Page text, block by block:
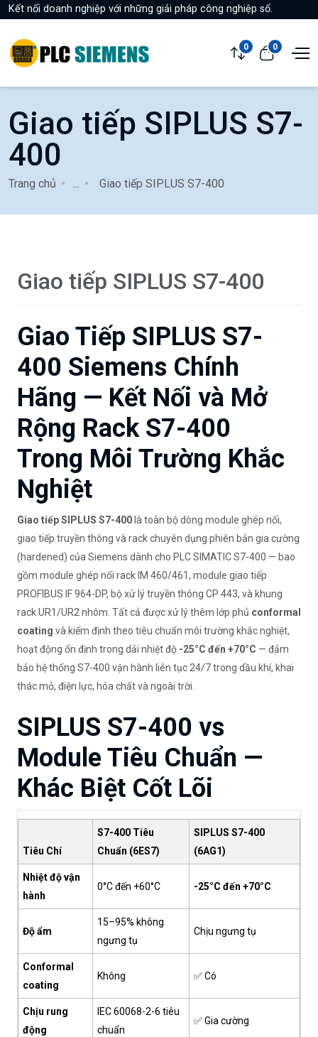
Kết nối doanh nghiệp với những giải pháp công nghiệp số.
0 0
Giao tiếp SIPLUS S7-
400
Trang chủ Giao tiếp SIPLUS S7-400
Giao tiếp SIPLUS S7-400
Giao Tiếp SIPLUS S7-
400 Siemens Chính
Hãng — Kết Nối và Mở
Rộng Rack S7-400
Trong Môi Trường Khắc
Nghiệt
Giao tiếp SIPLUS S7-400 là toàn bộ dòng module ghép nối,
giao tiếp truyền thông và rack chuyên dụng phiên bản gia cường
(hardened) của Siemens dành cho PLC SIMATIC S7-400 — bao
gồm module ghép nối rack IM 460/461, module giao tiếp
PROFIBUS IF 964-DP, bộ xử lý truyền thông CP 443, và khung
rack UR1/UR2 nhôm. Tất cả được xử lý thêm lớp phủ conformal
coating và kiểm định theo tiêu chuẩn môi trường khắc nghiệt,
hoạt động ổn định trong dải nhiệt độ -25°C đến +70°C — đảm
bảo hệ thống S7-400 vận hành liên tục 24/7 trong dầu khí, khai
thác mỏ, điện lực, hóa chất và ngoài trời.
SIPLUS S7-400 vs
Module Tiêu Chuẩn —
Khác Biệt Cốt Lõi
Tiêu Chí
S7-400 Tiêu
Chuẩn (6ES7)
SIPLUS S7-400
(6AG1)
Nhiệt độ vận
hành
0°C đến +60°C -25°C đến +70°C
Độ ẩm
15–95% không
ngưng tụ
Chịu ngưng tụ
Conformal
coating
Không ✅ Có
Chịu rung
động
IEC 60068-2-6 tiêu
chuẩn
✅ Gia cường